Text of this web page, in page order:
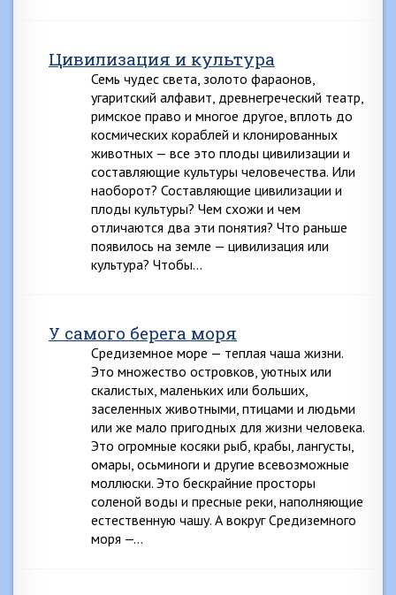
Цивилизация и культура
Семь чудес света, золото фараонов,
угаритский алфавит, древнегреческий театр,
римское право и многое другое, вплоть до
космических кораблей и клонированных
животных — все это плоды цивилизации и
составляющие культуры человечества. Или
наоборот? Составляющие цивилизации и
плоды культуры? Чем схожи и чем
отличаются два эти понятия? Что раньше
появилось на земле — цивилизация или
культура? Чтобы…
У самого берега моря
Средиземное море — теплая чаша жизни.
Это множество островков, уютных или
скалистых, маленьких или больших,
заселенных животными, птицами и людьми
или же мало пригодных для жизни человека.
Это огромные косяки рыб, крабы, лангусты,
омары, осьминоги и другие всевозможные
моллюски. Это бескрайние просторы
соленой воды и пресные реки, наполняющие
естественную чашу. А вокруг Средиземного
моря —…